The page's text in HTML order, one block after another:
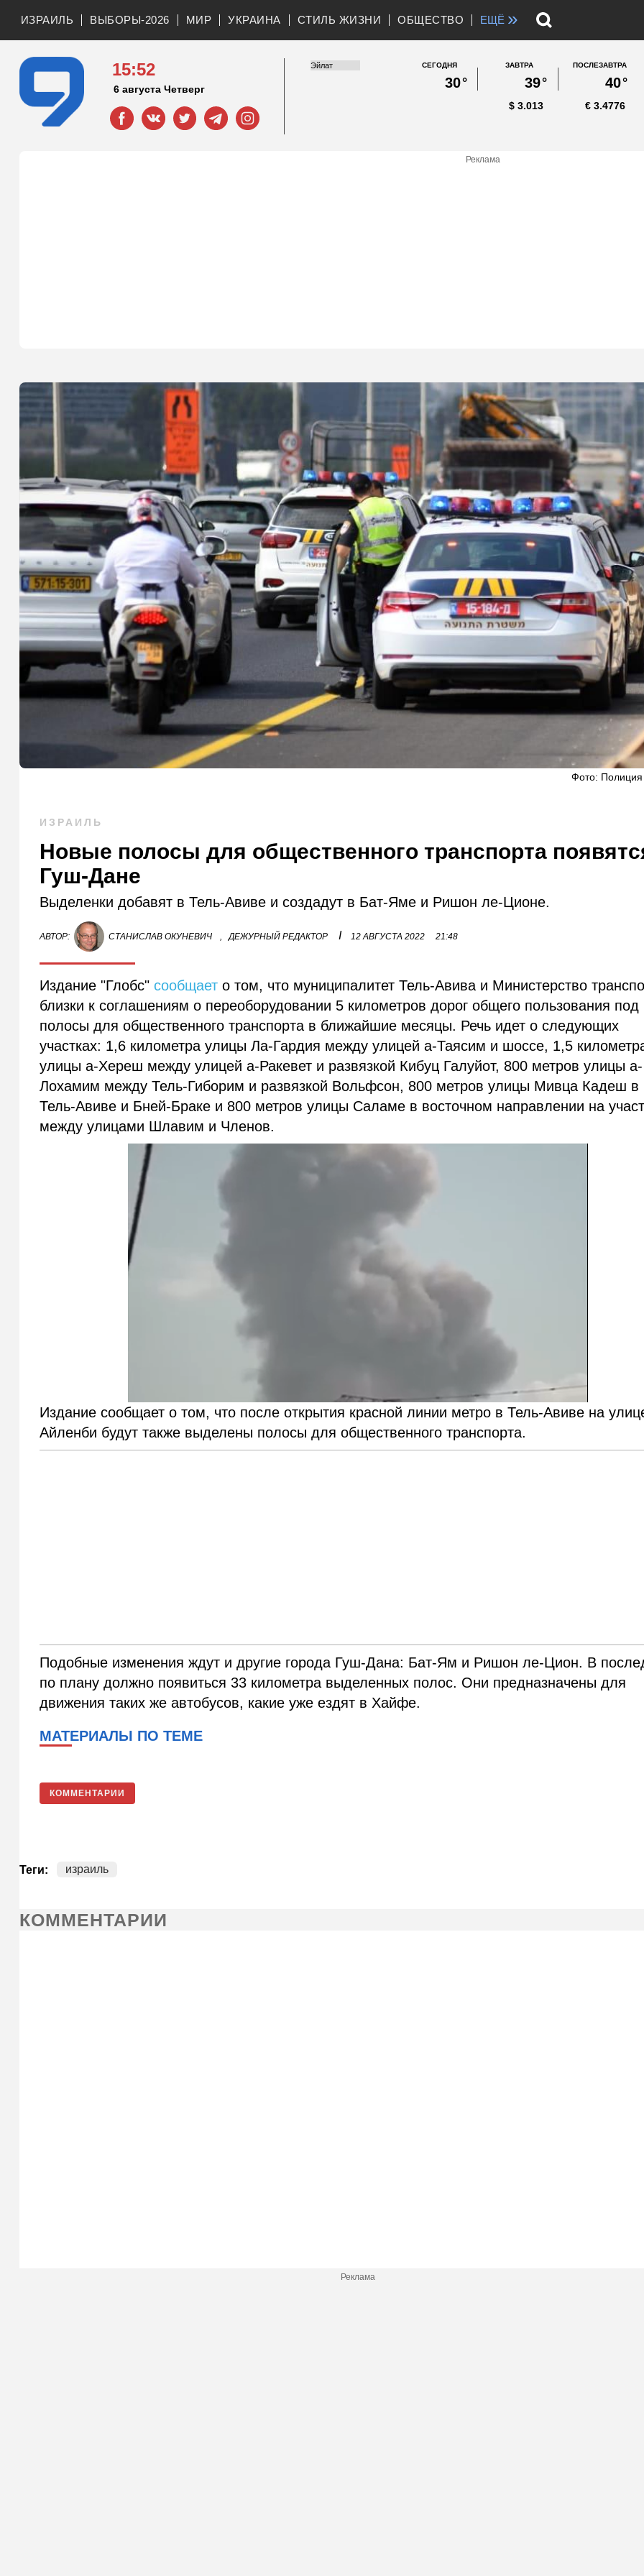
ИЗРАИЛЬ ВЫБОРЫ-2026 МИР УКРАИНА СТИЛЬ ЖИЗНИ ОБЩЕСТВО ЕЩЁ »
15:52
6 августа Четверг
СЕГОДНЯ
30°
ЗАВТРА
39°
ПОСЛЕЗАВТРА
40°
3.013
$ 3.4776
€
Реклама
Фото: Полиция
ИЗРАИЛЬ
Новые полосы для общественного транспорта
Гуш-Дане
Выделенки добавят в Тель-Авиве и создадут в Бат-Яме и Ришон ле-Ционе.
АВТОР: СТАНИСЛАВ ОКУНЕВИЧ , ДЕЖУРНЫЙ РЕДАКТОР I 12 АВГУСТА 2022 21:48
Издание "Глобс"сообщает о том, что муниципалитет Тель-Авива и Министерство
близки к соглашениям о переоборудовании 5 километров дорог общего пользования под
полосы для общественного транспорта в ближайшие месяцы. Речь идет о следующих
участках: 1,6 километра улицы Ла-Гардия между улицей а-Таясим и шоссе, 1,5
улицы а-Хереш между улицей а-Ракевет и развязкой Кибуц Галуйот, 800 метров улицы а-
Лохамим между Тель-Гиборим и развязкой Вольфсон, 800 метров улицы Мивца Кадеш в
Тель-Авиве и Бней-Браке и 800 метров улицы Саламе в восточном направлении на
между улицами Шлавим и Членов.
Издание сообщает о том, что после открытия красной линии метро в Тель-Авиве на
Айленби будут также выделены полосы для общественного транспорта.
Подобные изменения ждут и другие города Гуш-Дана: Бат-Ям и Ришон ле-Цион. В
по плану должно появиться 33 километра выделенных полос. Они предназначены для
движения таких же автобусов, какие уже ездят в Хайфе.
МАТЕРИАЛЫ ПО ТЕМЕ
КОММЕНТАРИИ
Теги: израиль
КОММЕНТАРИИ
Реклама